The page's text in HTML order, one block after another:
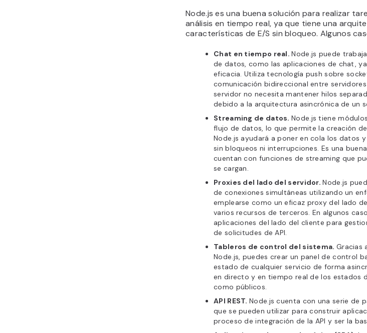
Node.js es una buena solución para realizar
análisis en tiempo real, ya que tiene una
características de E/S sin bloqueo. Algunos
Chat en tiempo real.Node.js puede
de datos, como las aplicaciones de chat,
eficacia. Utiliza tecnología push sobre
comunicación bidireccional entre
servidor no necesita mantener hilos
debido a la arquitectura asincrónica de un
Streaming de datos. Node.js tiene
flujo de datos, lo que permite la creación
Node.js ayudará a poner en cola los datos
sin bloqueos ni interrupciones. Es una
cuentan con funciones de streaming que
se cargan.
Proxies del lado del servidor.Node.js
de conexiones simultáneas utilizando un
emplearse como un eficaz proxy del lado
varios recursos de terceros. En algunos
aplicaciones del lado del cliente para
de solicitudes de API.
Tableros de control del sistema. Gracias
Node.js, puedes crear un panel de control
estado de cualquier servicio de forma
en directo y en tiempo real de los estados
como públicos.
API REST. Node.js cuenta con una serie de
que se pueden utilizar para construir
proceso de integración de la API y ser la